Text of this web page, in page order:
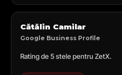
Cătălin Camilar
Google Business Profile
Rating de 5 stele pentru ZetX.